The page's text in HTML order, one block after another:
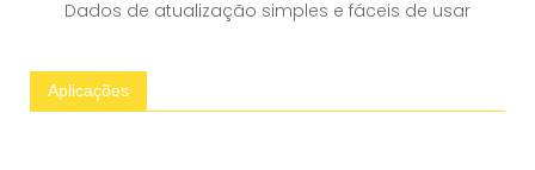
Dados de atualização simples e fáceis de usar
Aplicações